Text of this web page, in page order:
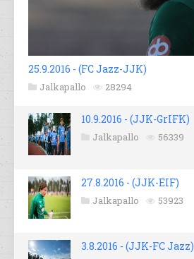
25.9.2016 - (FC Jazz-JJK)
Jalkapallo 28294
10.9.2016 - (JJK-GrIFK)
Jalkapallo 56339
27.8.2016 - (JJK-EIF)
Jalkapallo 53923
3.8.2016 - (JJK-FC Jazz)